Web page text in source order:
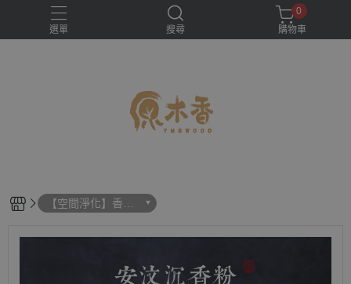
選單 搜尋
0
購物車
【空間淨化】香粉
(淨香)